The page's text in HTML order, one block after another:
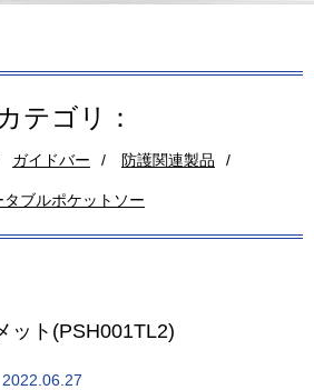
カテゴリ：
ガイドバー 防護関連製品
タブルポケットソー
ット(PSH001TL2)
2022.06.27